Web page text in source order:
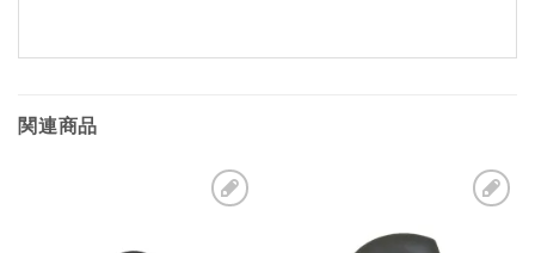
関連商品